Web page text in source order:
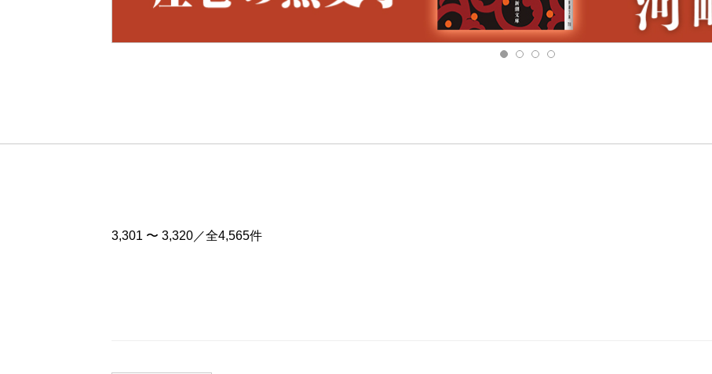
3,301 〜 3,320／全4,565件